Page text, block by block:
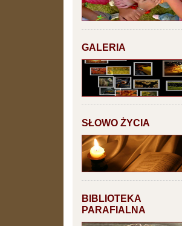
GALERIA
SŁOWO ŻYCIA
BIBLIOTEKA
PARAFIALNA